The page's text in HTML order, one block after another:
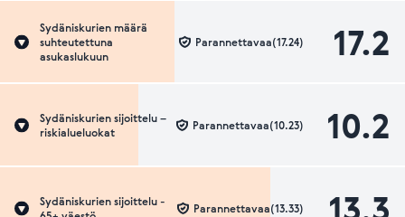
Sydäniskurien määrä
suhteutettuna
asukaslukuun
17.2
Parannettavaa(17.24)
Sydäniskurien sijoittelu –
riskialueluokat
10.2
Parannettavaa(10.23)
Sydäniskurien sijoittelu -
Parannettavaa(13.33)